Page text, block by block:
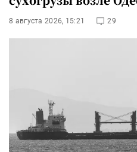
8 августа 2026, 15:21 29